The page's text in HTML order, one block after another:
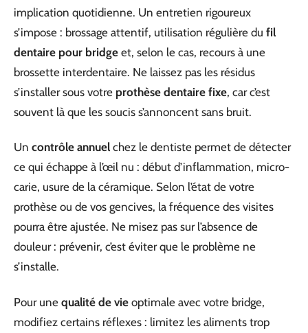
implication quotidienne. Un entretien rigoureux
s’impose : brossage attentif, utilisation régulière du fil
dentaire pour bridge et, selon le cas, recours à une
brossette interdentaire. Ne laissez pas les résidus
s’installer sous votre prothèse dentaire fixe, car c’est
souvent là que les soucis s’annoncent sans bruit.
Un contrôle annuel chez le dentiste permet de détecter
ce qui échappe à l’œil nu : début d’inflammation, micro-
carie, usure de la céramique. Selon l’état de votre
prothèse ou de vos gencives, la fréquence des visites
pourra être ajustée. Ne misez pas sur l’absence de
douleur : prévenir, c’est éviter que le problème ne
s’installe.
Pour une qualité de vie optimale avec votre bridge,
modifiez certains réflexes : limitez les aliments trop